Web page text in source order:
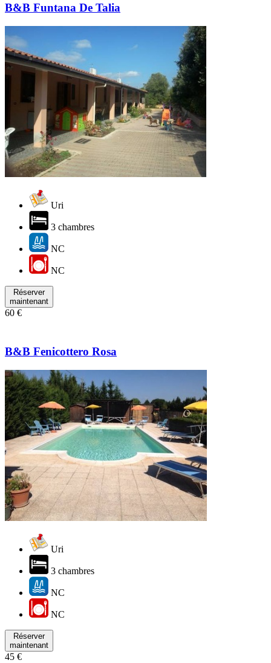
B&B Funtana De Talia
Uri
3 chambres
NC
NC
Réserver
maintenant
60 €
B&B Fenicottero Rosa
Uri
3 chambres
NC
NC
Réserver
maintenant
45 €